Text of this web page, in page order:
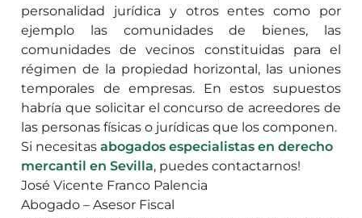
personalidad jurídica y otros entes como por
ejemplo las comunidades de bienes, las
comunidades de vecinos constituidas para el
régimen de la propiedad horizontal, las uniones
temporales de empresas. En estos supuestos
habría que solicitar el concurso de acreedores de
las personas físicas o jurídicas que los componen.
Si necesitas abogados especialistas en derecho
mercantil en Sevilla, puedes contactarnos!
José Vicente Franco Palencia
Abogado – Asesor Fiscal